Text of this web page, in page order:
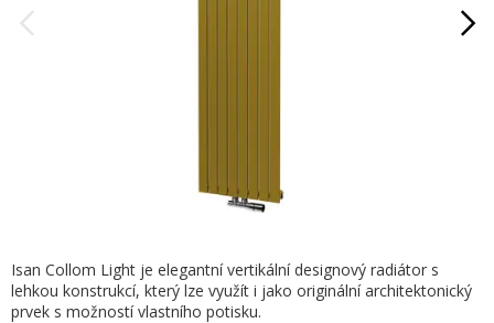
Isan Collom Light je elegantní vertikální designový radiátor s
lehkou konstrukcí, který lze využít i jako originální architektonický
prvek s možností vlastního potisku.